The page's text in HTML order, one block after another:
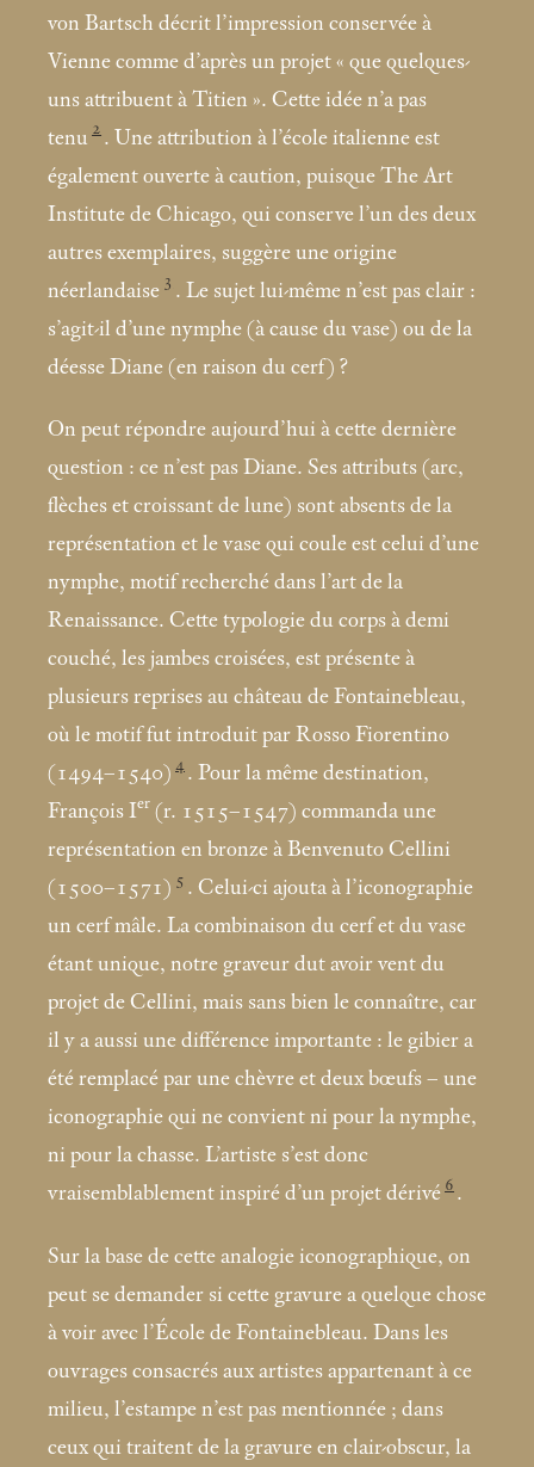
von Bartsch décrit l’impression conservée à
Vienne comme d’après un projet « que quelques-
uns attribuent à Titien ». Cette idée n’a pas
tenu 2 . Une attribution à l’école italienne est
également ouverte à caution, puisque The Art
Institute de Chicago, qui conserve l’un des deux
autres exemplaires, suggère une origine
néerlandaise 3 . Le sujet lui-même n’est pas clair :
s’agit-il d’une nymphe (à cause du vase) ou de la
déesse Diane (en raison du cerf) ?
On peut répondre aujourd’hui à cette dernière
question : ce n’est pas Diane. Ses attributs (arc,
flèches et croissant de lune) sont absents de la
représentation et le vase qui coule est celui d’une
nymphe, motif recherché dans l’art de la
Renaissance. Cette typologie du corps à demi
couché, les jambes croisées, est présente à
plusieurs reprises au château de Fontainebleau,
où le motif fut introduit par Rosso Fiorentino
(1494–1540) 4. Pour la même destination,
François Ier (r. 1515–1547) commanda une
représentation en bronze à Benvenuto Cellini
(1500–1571) 5 . Celui-ci ajouta à l’iconographie
un cerf mâle. La combinaison du cerf et du vase
étant unique, notre graveur dut avoir vent du
projet de Cellini, mais sans bien le connaître, car
il y a aussi une différence importante : le gibier a
été remplacé par une chèvre et deux bœufs – une
iconographie qui ne convient ni pour la nymphe,
ni pour la chasse. L’artiste s’est donc
vraisemblablement inspiré d’un projet dérivé 6 .
Sur la base de cette analogie iconographique, on
peut se demander si cette gravure a quelque chose
à voir avec l’École de Fontainebleau. Dans les
ouvrages consacrés aux artistes appartenant à ce
milieu, l’estampe n’est pas mentionnée ; dans
ceux qui traitent de la gravure en clair-obscur, la